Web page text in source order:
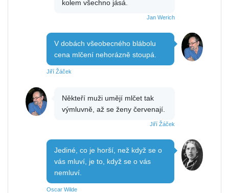
kolem všechno jásá.
Jan Werich
V dobách všeobecného blábolu
cena mlčení nehorázně stoupá.
Jiří Žáček
Někteří muži umějí mlčet tak
výmluvně, až se ženy červenají.
Jiří Žáček
Jediné, co je horší, než když se o
vás mluví, je to, když se o vás
nemluví.
Oscar Wilde